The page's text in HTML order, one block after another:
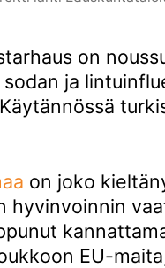
on
ja
on joko
hyvinvoinnin
EU-